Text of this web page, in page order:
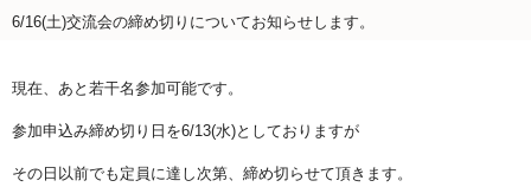
6/16(土)交流会の締め切りについてお知らせします。
現在、あと若干名参加可能です。
参加申込み締め切り日を6/13(水)としておりますが
その日以前でも定員に達し次第、締め切らせて頂きます。